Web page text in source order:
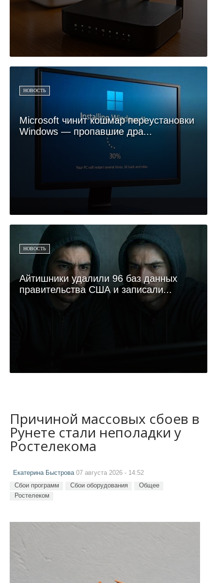
НОВОСТЬ
Microsoft чинит кошмар переустановки
Windows — пропавшие дра...
НОВОСТЬ
Айтишники удалили 96 баз данных
правительства США и записали...
Причиной массовых сбоев в
Рунете стали неполадки у
Ростелекома
Екатерина Быстрова07 августа 2026 - 14:52
Сбои программ Сбои оборудования
Общее
Ростелеком